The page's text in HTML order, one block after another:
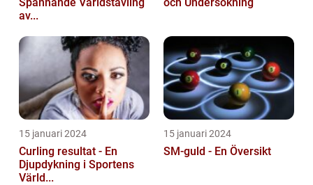
av...
15 januari 2024
Curling resultat - En
Djupdykning i Sportens
Värld...
15 januari 2024
SM-guld - En Översikt